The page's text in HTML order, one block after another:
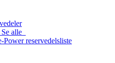
Se alle
Power reservedelsliste